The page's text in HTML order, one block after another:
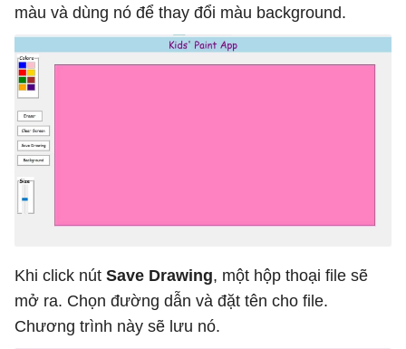
màu và dùng nó để thay đổi màu background.
Khi click nút Save Drawing, một hộp thoại file sẽ
mở ra. Chọn đường dẫn và đặt tên cho file.
Chương trình này sẽ lưu nó.